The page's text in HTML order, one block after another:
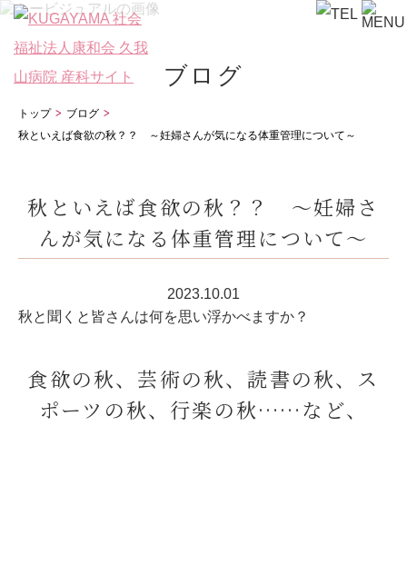
ブログ
トップ
ブログ
秋といえば食欲の秋？？ ～妊婦さんが気になる体重管理について～
秋といえば食欲の秋？？ ～妊婦さ
んが気になる体重管理について～
2023.10.01
秋と聞くと皆さんは何を思い浮かべますか？
食欲の秋、芸術の秋、読書の秋、ス
ポーツの秋、行楽の秋……など、